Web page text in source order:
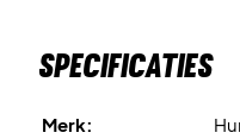
professionele bespanning
Expertadvies
: Voor
Specificaties
Merk: